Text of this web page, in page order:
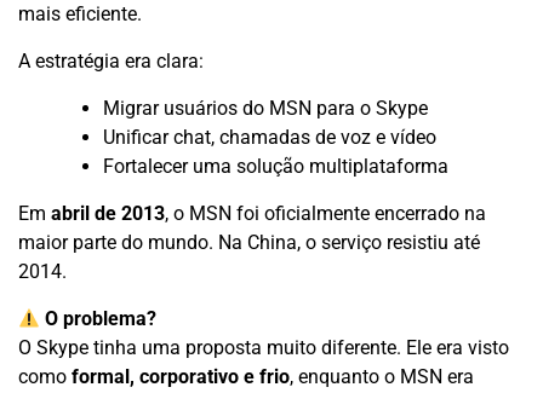
mais eficiente.
A estratégia era clara:
Migrar usuários do MSN para o Skype
Unificar chat, chamadas de voz e vídeo
Fortalecer uma solução multiplataforma
Em abril de 2013, o MSN foi oficialmente encerrado na
maior parte do mundo. Na China, o serviço resistiu até
2014.
O problema?
O Skype tinha uma proposta muito diferente. Ele era visto
como formal, corporativo e frio, enquanto o MSN era